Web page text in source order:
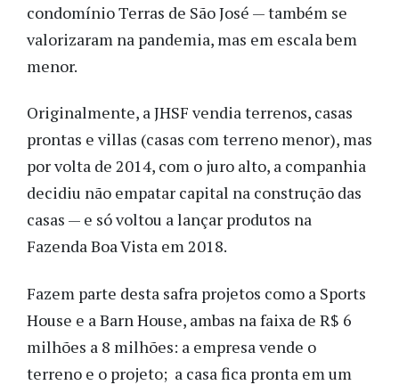
condomínio Terras de São José — também se
valorizaram na pandemia, mas em escala bem
menor.
Originalmente, a JHSF vendia terrenos, casas
prontas e villas (casas com terreno menor), mas
por volta de 2014, com o juro alto, a companhia
decidiu não empatar capital na construção das
casas — e só voltou a lançar produtos na
Fazenda Boa Vista em 2018.
Fazem parte desta safra projetos como a Sports
House e a Barn House, ambas na faixa de R$ 6
milhões a 8 milhões: a empresa vende o
terreno e o projeto; a casa fica pronta em um